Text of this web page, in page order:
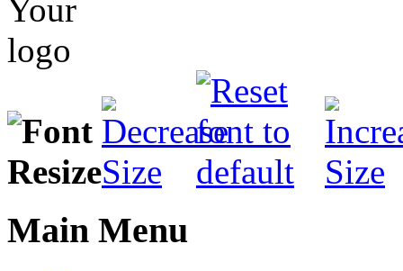
Main Menu